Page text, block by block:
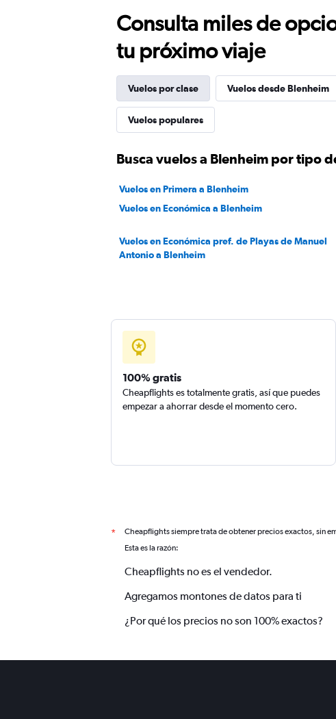
Consulta miles de
tu próximo viaje
Vuelos por clase Vuelos desde Blenheim
Vuelos populares
Busca vuelos a Blenheim por tipo
Vuelos en Primera a Blenheim
Vuelos en Económica a Blenheim
Vuelos en Económica pref. de Playas de Manuel
Antonio a Blenheim
100% gratis
Cheapflights es totalmente gratis, así que puedes
empezar a ahorrar desde el momento cero.
* Cheapflights siempre trata de obtener precios exactos, sin
Esta es la razón:
Cheapflights no es el vendedor.
Agregamos montones de datos para ti
¿Por qué los precios no son 100% exactos?